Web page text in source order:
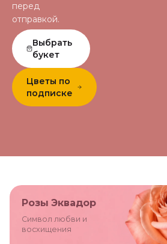
перед
отправкой.
Выбрать
букет
Цветы по
подписке
Розы Эквадор
Символ любви и
восхищения